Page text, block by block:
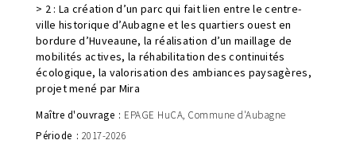
> 2 : La création d’un parc qui fait lien entre le centre-
ville historique d’Aubagne et les quartiers ouest en
bordure d’Huveaune, la réalisation d’un maillage de
mobilités actives, la réhabilitation des continuités
écologique, la valorisation des ambiances paysagères,
projet mené par Mira
Maître d'ouvrage EPAGE HuCA Commune d'Aubagne
Période
2017-2026